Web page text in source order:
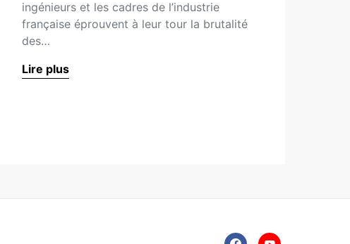
ingénieurs et les cadres de l’industrie
française éprouvent à leur tour la brutalité
des…
Lire plus